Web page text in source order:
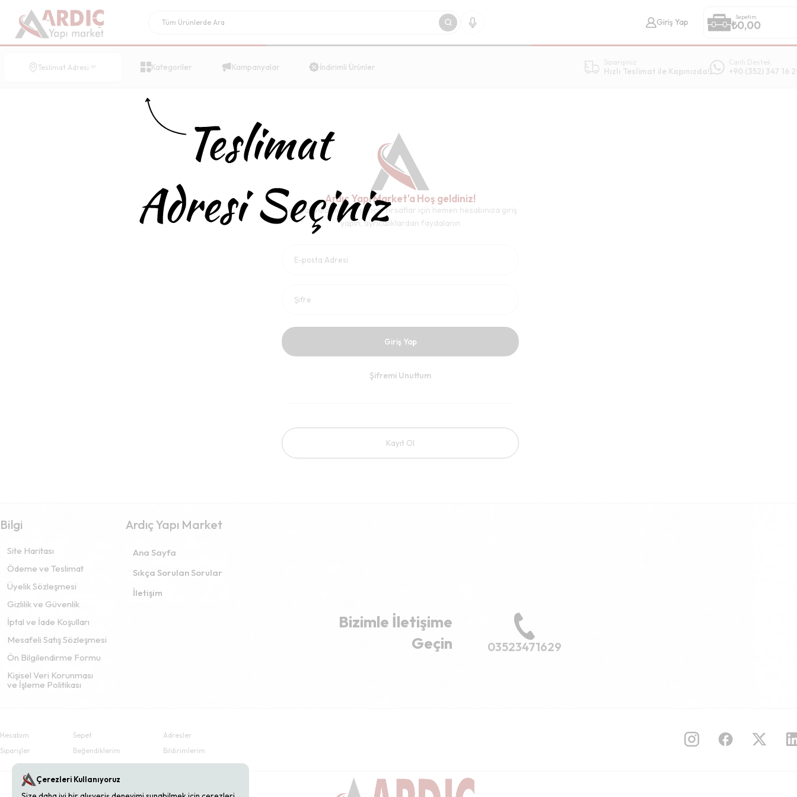
Giriş Yap
Sepetim
₺0,00
Teslimat Adresi Kategoriler Kampanyalar İndirimli Ürünler Siparişiniz
Hızlı Teslimat ile Kapınızda!
Canlı Destek
+90 (352) 347 16
Ardıç Yapı Market'a Hoş geldiniz!
Kampanyalarımız ve güncel fırsatlar için hemen hesabınıza giriş
yapın, ayrıcalıklardan faydalanın
Giriş Yap
Şifremi Unuttum
Kayıt Ol
Bilgi
Site Haritası
Ödeme ve Teslimat
Üyelik Sözleşmesi
Gizlilik ve Güvenlik
İptal ve İade Koşulları
Mesafeli Satış Sözleşmesi
Ön Bilgilendirme Formu
Kişisel Veri Korunması
ve İşleme Politikası
Ardıç Yapı Market
Ana Sayfa
Sıkça Sorulan Sorular
İletişim
Bizimle İletişime
Geçin
03523471629
Hesabım
Siparişler
Sepet
Beğendiklerim
Adresler
Bildirimlerim
Çerezleri Kullanıyoruz